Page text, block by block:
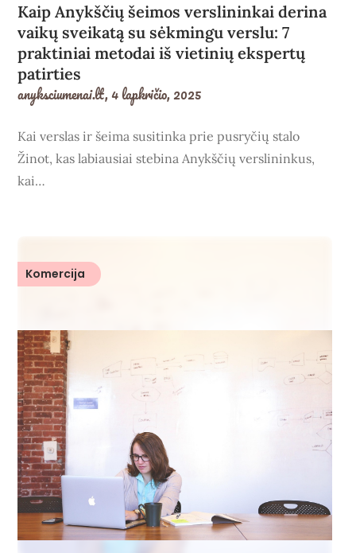
Kaip Anykščių šeimos verslininkai derina
vaikų sveikatą su sėkmingu verslu: 7
praktiniai metodai iš vietinių ekspertų
patirties
anyksciumenai.lt,4 lapkričio, 2025
Kai verslas ir šeima susitinka prie pusryčių stalo
Žinot, kas labiausiai stebina Anykščių verslininkus,
kai…
Komercija